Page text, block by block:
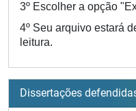
3º Escolher a opção
4º Seu arquivo estará
leitura.
Dissertações